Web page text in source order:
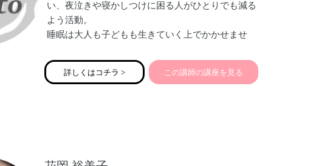
い、夜泣きや寝かしつけに困る人がひとりでも減る
よう活動。
睡眠は大人も子どもも生きていく上でかかせませ
家庭全体に影響があります。家族みんなが健康的で
ハッピーに過ごすため、子どものより良い将来のた
詳しくはコチラ > この講師の講座を見る